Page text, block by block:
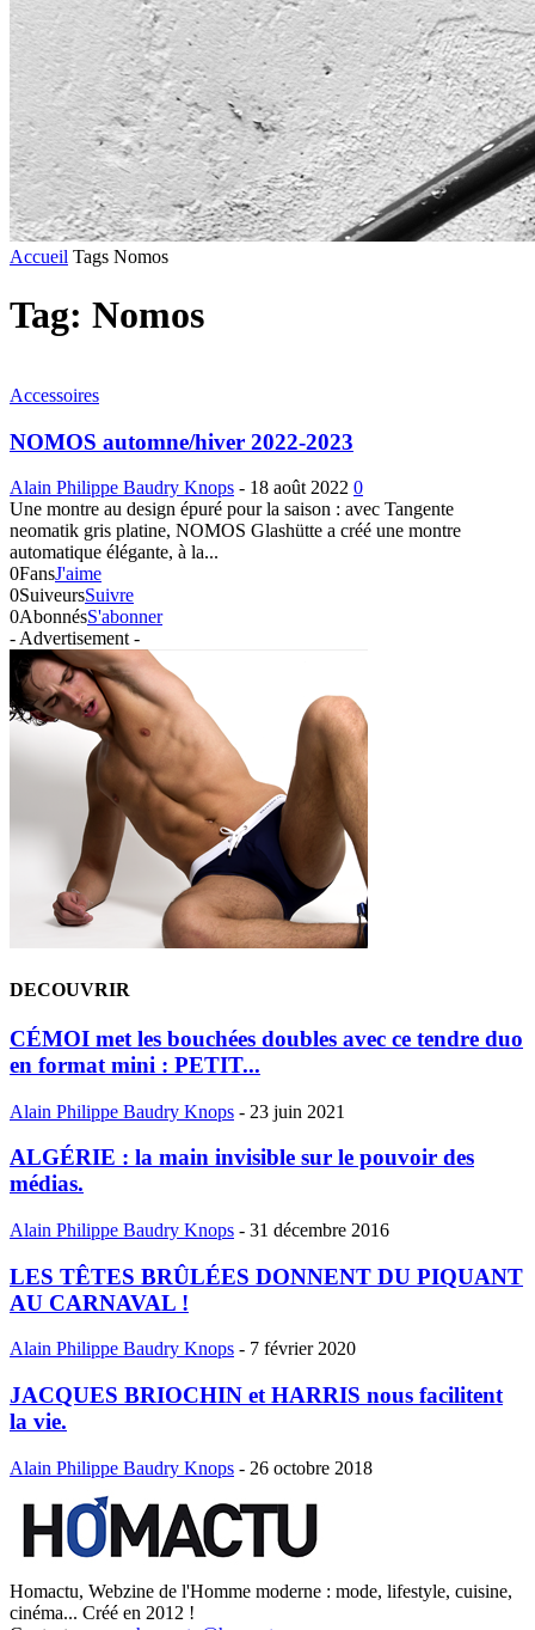
Accueil Tags Nomos
Tag: Nomos
Accessoires
NOMOS automne/hiver 2022-2023
Alain Philippe Baudry Knops - 18 août 2022 0
Une montre au design épuré pour la saison : avec Tangente
neomatik gris platine, NOMOS Glashütte a créé une montre
automatique élégante, à la...
0FansJ'aime
0SuiveursSuivre
0AbonnésS'abonner
- Advertisement -
DECOUVRIR
CÉMOI met les bouchées doubles avec ce tendre duo
en format mini : PETIT...
Alain Philippe Baudry Knops - 23 juin 2021
ALGÉRIE : la main invisible sur le pouvoir des
médias.
Alain Philippe Baudry Knops - 31 décembre 2016
LES TÊTES BRÛLÉES DONNENT DU PIQUANT
AU CARNAVAL !
Alain Philippe Baudry Knops - 7 février 2020
JACQUES BRIOCHIN et HARRIS nous facilitent
la vie.
Alain Philippe Baudry Knops - 26 octobre 2018
Homactu, Webzine de l'Homme moderne : mode, lifestyle, cuisine,
cinéma... Créé en 2012 !